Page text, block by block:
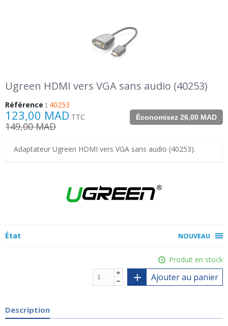
Ugreen HDMI vers VGA sans audio (40253)
Référence : 40253
Économisez 26,00 MAD
123,00 MAD TTC
149,00 MAD
Adaptateur Ugreen HDMI vers VGA sans audio (40253).
État NOUVEAU
Produit en stock
Ajouter au panier
Description